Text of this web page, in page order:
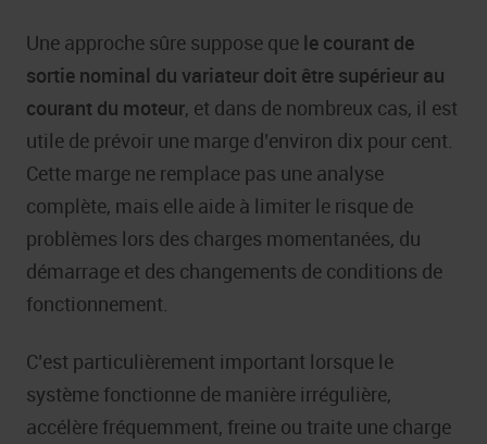
Une approche sûre suppose que le courant de
sortie nominal du variateur doit être supérieur au
courant du moteur, et dans de nombreux cas, il est
utile de prévoir une marge d’environ dix pour cent.
Cette marge ne remplace pas une analyse
complète, mais elle aide à limiter le risque de
problèmes lors des charges momentanées, du
démarrage et des changements de conditions de
fonctionnement.
C’est particulièrement important lorsque le
système fonctionne de manière irrégulière,
accélère fréquemment, freine ou traite une charge